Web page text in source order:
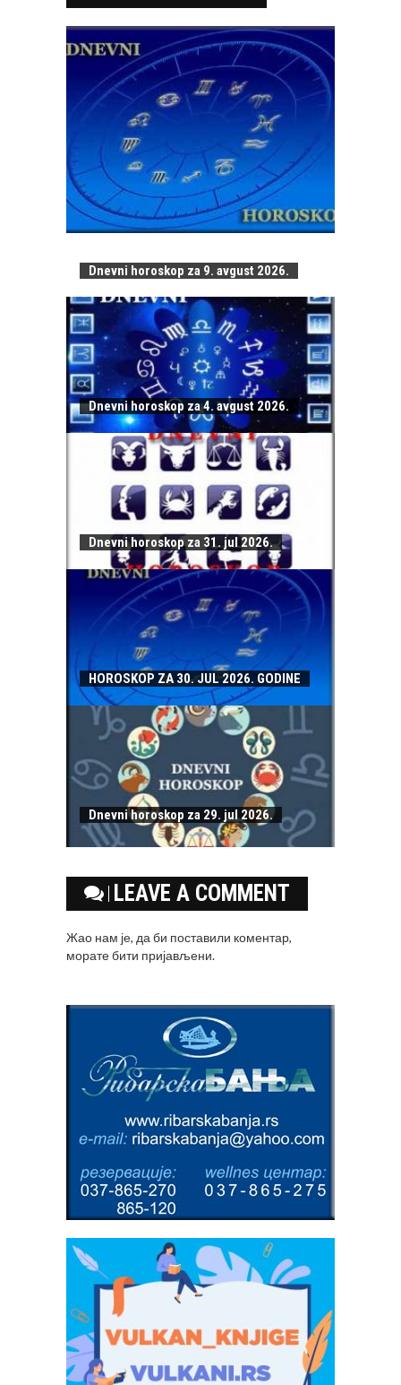
Dnevni horoskop za 9. avgust 2026.
Dnevni horoskop za 4. avgust 2026.
Dnevni horoskop za 31. jul 2026.
HOROSKOP ZA 30. JUL 2026. GODINE
Dnevni horoskop za 29. jul 2026.
LEAVE A COMMENT
Жао нам је, да би поставили коментар,
моратебити пријављени.